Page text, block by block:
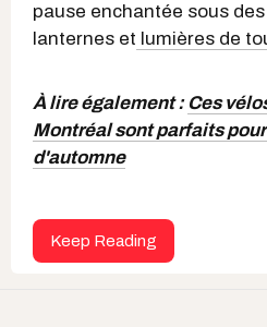
pause enchantée sous
lanternes et lumières de
À lire également : Ces
Montréal sont parfaits
d'automne
Keep Reading